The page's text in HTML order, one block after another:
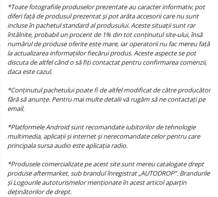
*Toate fotografiile produselor prezentate au caracter informativ, pot
diferi față de produsul prezentat și pot arăta accesorii care nu sunt
incluse în pachetul standard al produsului. Aceste situații sunt rar
întâlnite, probabil un procent de 1% din tot conținutul site-ului, însă
numărul de produse oferite este mare, iar operatorii nu fac mereu față
la actualizarea informațiilor fiecărui produs. Aceste aspecte se pot
discuta de altfel când o să fiți contactat pentru confirmarea comenzii,
daca este cazul.
*Conținutul pachetului poate fi de altfel modificat de către producător
fără să anunțe. Pentru mai multe detalii vă rugăm să ne contactați pe
email.
*Platformele Android sunt recomandate iubitorilor de tehnologie
multimedia, aplicații și internet și nerecomandate celor pentru care
principala sursa audio este aplicația radio.
*Produsele comercializate pe acest site sunt mereu catalogate drept
produse aftermarket, sub brandul înregistrat „AUTODROP”. Brandurile
și Logourile autoturismelor menționate în acest articol aparțin
deținătorilor de drept.